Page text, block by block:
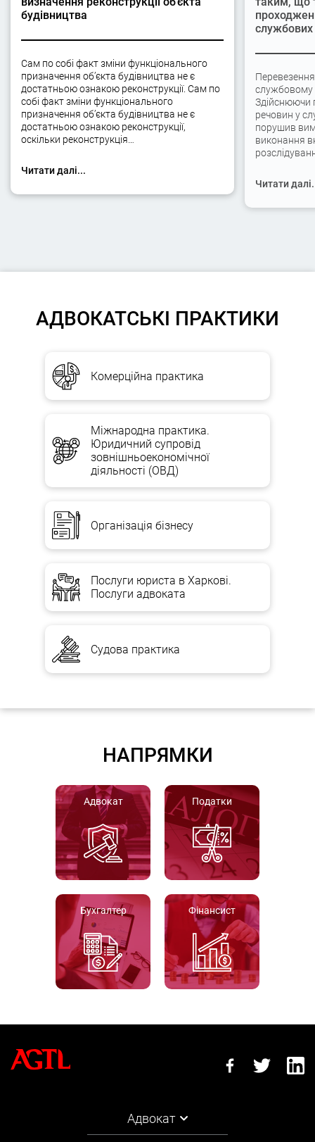
будівництва
Сам по собі факт зміни функціонального
призначення об’єкта будівництва не є
достатньою ознакою реконструкції. Сам по
собі факт зміни функціонального
призначення об’єкта будівництва не є
достатньою ознакою реконструкції,
оскільки реконструкція…
Читати далі...
службових
службовому
Здійснюючи
речовин у
порушив
виконання
Читати
АДВОКАТСЬКІ ПРАКТИКИ
Комерційна практика
Міжнародна практика.
Юридичний супровід
зовнішньоекономічної
діяльності (ОВД)
Організація бізнесу
Послуги юриста в Харкові.
Послуги адвоката
Судова практика
НАПРЯМКИ
Адвокат Податки
Бухгалтер Фінансист
Адвокат